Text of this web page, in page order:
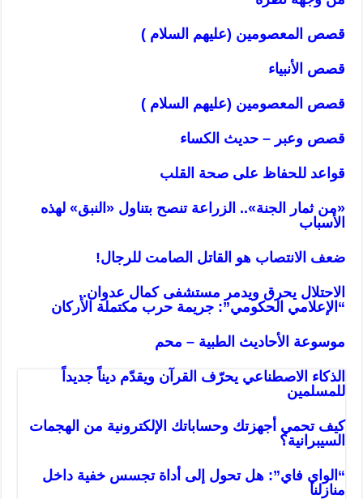
قصص المعصومين (عليهم السلام )
قصص الأنبياء
قصص المعصومين (عليهم السلام )
قصص وعبر – حديث الكساء
قواعد للحفاظ على صحة القلب
«من ثمار الجنة».. الزراعة تنصح بتناول «النبق» لهذه
الأسباب
ضعف الانتصاب هو القاتل الصامت للرجال!
الاحتلال يحرق ويدمر مستشفى كمال عدوان..
“الإعلامي الحكومي”: جريمة حرب مكتملة الأركان
موسوعة الأحاديث الطبية – محم
الذكاء الاصطناعي يحرّف القرآن ويقدّم ديناً جديداً
للمسلمين
كيف تحمي أجهزتك وحساباتك الإلكترونية من الهجمات
السيبرانية؟
“الواي فاي”: هل تحول إلى أداة تجسس خفية داخل
منازلنا